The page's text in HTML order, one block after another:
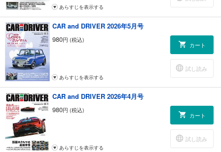
クルマのパースペクティブ「2023年の自動車産業を展望する」／池田直
渡
CDゼミナール「きたない運転、きれいな運転」／菰田潔
フォーラム「バスで都市問題を解決、四半世紀以上取り組み続ける浜松
市」／中村文彦
クルマの通知表「トヨタ・シエンタ」／岡本幸一郎
新型車攻略法「日産セレナ」／渡辺陽一郎
人気のK＆コンパクトカー、ヒットの真相～ホンダ・フィット／竹岡圭
日産／ルノーが撤退。ロシアの自動車市場、過去と現在と今後の展開
（ドライバーズインフォメーション）
水素エンジンのカローラがタイの25時間耐久レースに出場。トヨタの狙
いは何か （ドライバーズインフォメーション）
米国で急速に進むBEV化。エンジンで高評価の日本各社は、いつどのよ
うに動くのか （ドライバーズインフォメーション）
マツダの匠塗第4弾、アーティザンレッドに隠されたこだわりポイント
あらすじを表示する
CAR and DRIVER 2026年5月号
980円 (税込)
カート
試し読み
あらすじを表示する
CAR and DRIVER 2026年4月号
980円 (税込)
カート
試し読み
あらすじを表示する